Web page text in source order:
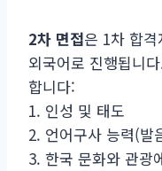
2차 면접은 1차 합
외국어로 진행됩니
합니다:
1. 인성 및 태도
2. 언어구사 능력(발
3. 한국 문화와 관광